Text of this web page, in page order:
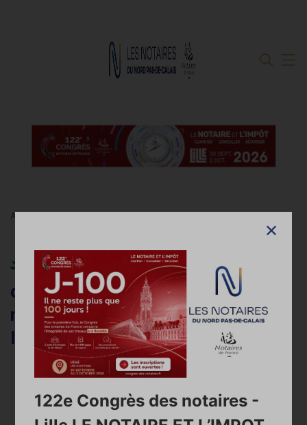
Accueil
Quels actes publics et
documents officiels peuvent
nécessiter une apostille ou une
légalisation ?
122e Congrès des notaires -